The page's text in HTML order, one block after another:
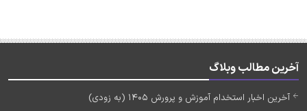
آخرین مطالب وبلاگ
آخرین اخبار استخدام آموزش و پرورش 1405 (به زودی)